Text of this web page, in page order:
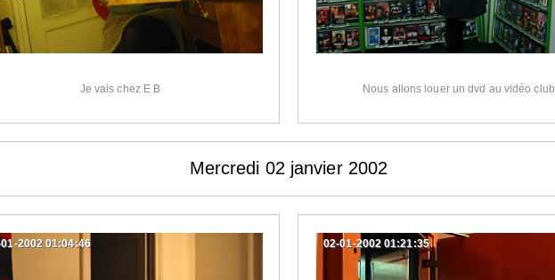
Je vais chez E B Nous allons louer un dvd au vidéo club
Mercredi 02 janvier 2002
2002 01:04:46 02-01-2002 01:21:35